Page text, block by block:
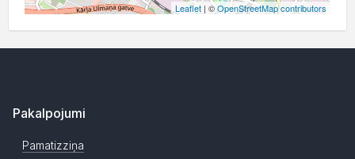
Leaflet | ©OpenStreetMap contributors
Pakalpojumi
Pamatizziņa